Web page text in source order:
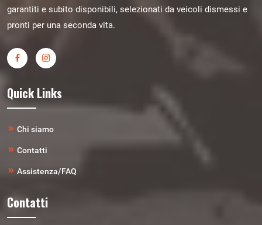
garantiti e subito disponibili, selezionati da veicoli dismessi e
pronti per una seconda vita.
Quick Links
Chi siamo
Contatti
Assistenza/FAQ
Contatti